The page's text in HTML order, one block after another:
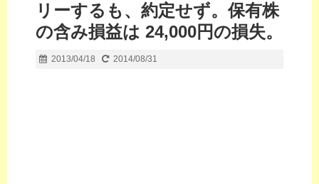
リーするも、約定せず。保有株
の含み損益は 24,000円の損失。
2013/04/18 2014/08/31